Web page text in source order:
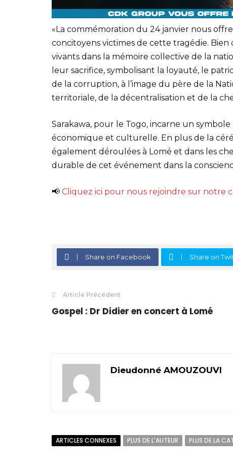
«La commémoration du 24 janvier nous
concitoyens victimes de cette tragédie.
vivants dans la mémoire collective de la
leur sacrifice, symbolisant la loyauté, le
de la corruption, à l’image du père de la
territoriale, de la décentralisation et de la
Sarakawa, pour le Togo, incarne un
économique et culturelle. En plus de la
également déroulées à Lomé et dans les
durable de cet événement dans la
📢 Cliquez ici pour nous rejoindre sur notre
Share on Facebook Share on
Article Précédent
Gospel : Dr Didier en concert à Lomé
Dieudonné AMOUZOUVI
ARTICLES CONNEXES PLUS DE L'AUTEUR PLUS DE LA